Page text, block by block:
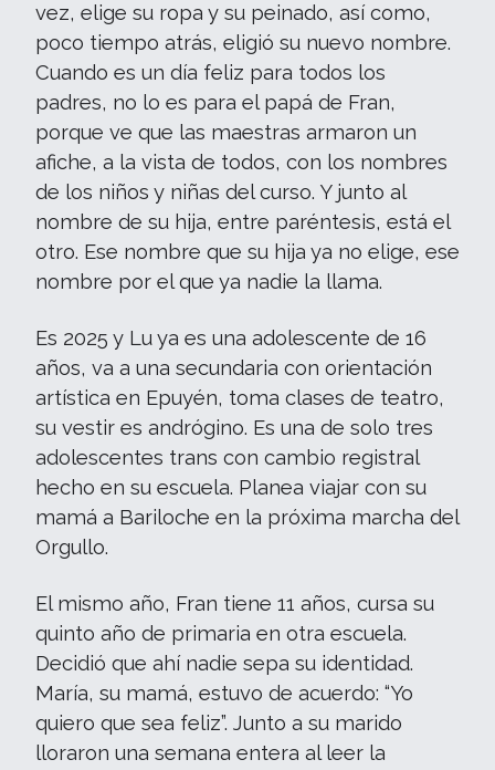
vez, elige su ropa y su peinado, así como,
poco tiempo atrás, eligió su nuevo nombre.
Cuando es un día feliz para todos los
padres, no lo es para el papá de Fran,
porque ve que las maestras armaron un
afiche, a la vista de todos, con los nombres
de los niños y niñas del curso. Y junto al
nombre de su hija, entre paréntesis, está el
otro. Ese nombre que su hija ya no elige, ese
nombre por el que ya nadie la llama.
Es 2025 y Lu ya es una adolescente de 16
años, va a una secundaria con orientación
artística en Epuyén, toma clases de teatro,
su vestir es andrógino. Es una de solo tres
adolescentes trans con cambio registral
hecho en su escuela. Planea viajar con su
mamá a Bariloche en la próxima marcha del
Orgullo.
El mismo año, Fran tiene 11 años, cursa su
quinto año de primaria en otra escuela.
Decidió que ahí nadie sepa su identidad.
María, su mamá, estuvo de acuerdo: “Yo
quiero que sea feliz”. Junto a su marido
lloraron una semana entera al leer la